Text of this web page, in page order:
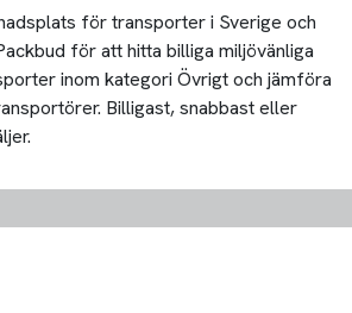
för transporter i Sverige och
för att hitta billiga miljövänliga
inom kategori Övrigt och jämföra
Billigast, snabbast eller